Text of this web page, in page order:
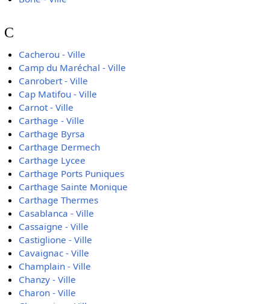
C
Cacherou - Ville
Camp du Maréchal - Ville
Canrobert - Ville
Cap Matifou - Ville
Carnot - Ville
Carthage - Ville
Carthage Byrsa
Carthage Dermech
Carthage Lycee
Carthage Ports Puniques
Carthage Sainte Monique
Carthage Thermes
Casablanca - Ville
Cassaigne - Ville
Castiglione - Ville
Cavaignac - Ville
Champlain - Ville
Chanzy - Ville
Charon - Ville